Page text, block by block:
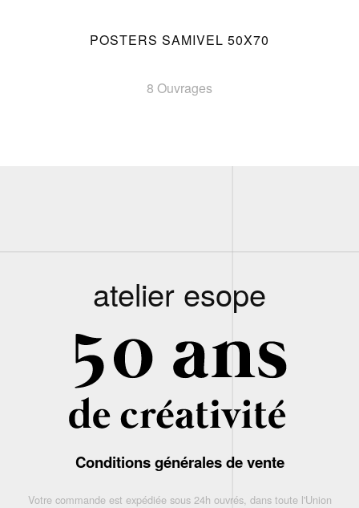
POSTERS SAMIVEL 50X70
8 Ouvrages
atelier esope
Conditions générales de vente
Votre commande est expédiée sous 24h ouvrés, dans toute l'Union